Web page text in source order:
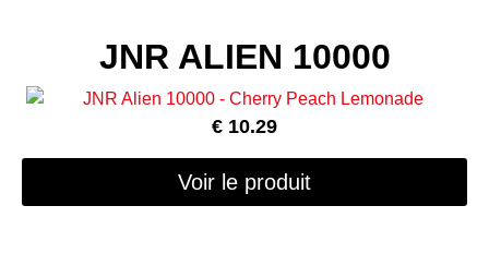
JNR ALIEN 10000
€ 10.29
Voir le produit